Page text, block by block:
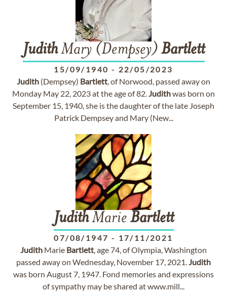
JudithMary (Dempsey) Bartlett
15/09/1940 - 22/05/2023
Judith (Dempsey) Bartlett, of Norwood, passed away on
Monday May 22, 2023 at the age of 82.Judithwas born on
September 15, 1940, she is the daughter of the late Joseph
Patrick Dempsey and Mary (New...
JudithMarie Bartlett
07/08/1947 - 17/11/2021
Judith Marie Bartlett, age 74, of Olympia, Washington
passed away on Wednesday, November 17, 2021.Judith
was born August 7, 1947. Fond memories and expressions
of sympathy may be shared at www.mill...